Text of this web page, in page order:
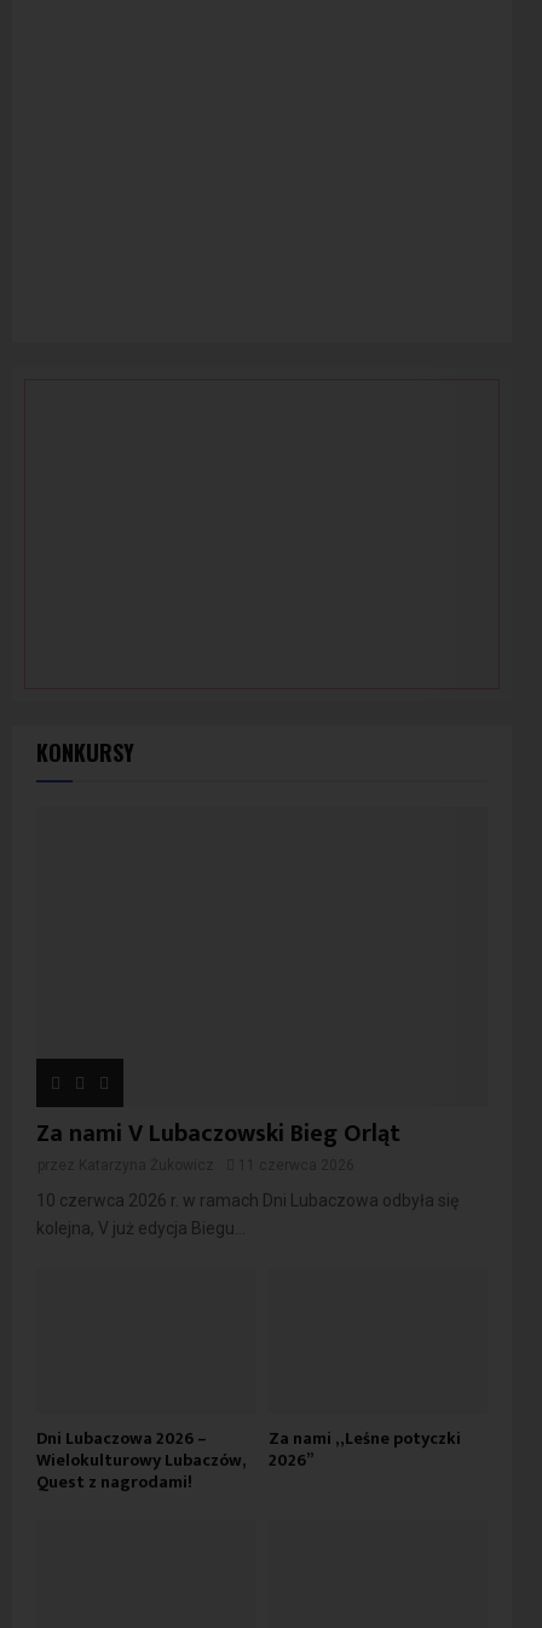
KONKURSY
Za nami V Lubaczowski Bieg Orląt
10 czerwca 2026 r. w ramach Dni Lubaczowa odbyła się
kolejna, V już edycja Biegu...
Dni Lubaczowa 2026 –
Wielokulturowy Lubaczów,
Quest z nagrodami!
Za nami „Leśne potyczki
2026”